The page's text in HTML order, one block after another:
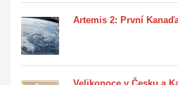
Artemis 2: První
Velikonoce v Česku a